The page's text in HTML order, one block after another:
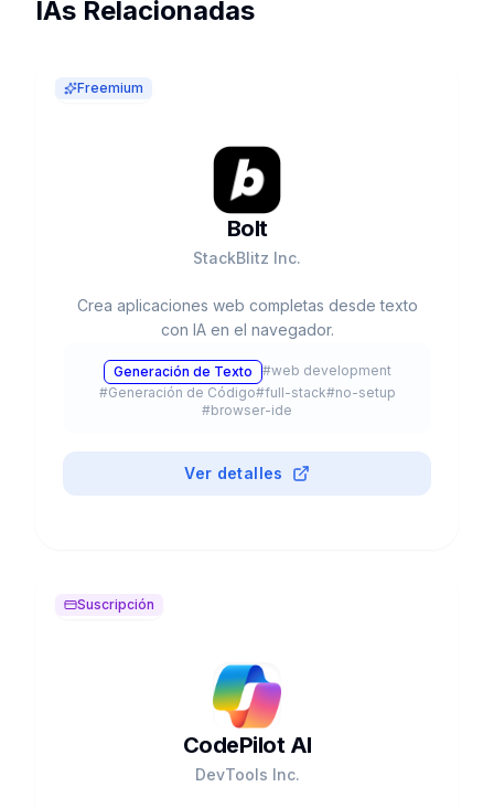
IAs Relacionadas
Freemium
Bolt
StackBlitz Inc.
Crea aplicaciones web completas desde texto
con IA en el navegador.
Generación de Texto #web development
#Generación de Código#full-stack#no-setup
#browser-ide
Ver detalles
Suscripción
CodePilot AI
DevTools Inc.